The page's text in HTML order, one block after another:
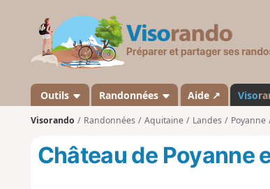
Outils Randonnées Aide ↗ Viso
Visorando Randonnées Aquitaine Landes Poyanne
Château de Poyanne